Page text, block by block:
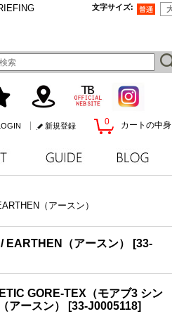
文字サイズ:
0 カートの中身
新規登録
（アースン）
（アースン） [33-
GORE-TEX（モアブ3 シン
アースン）
[33-J0005118]